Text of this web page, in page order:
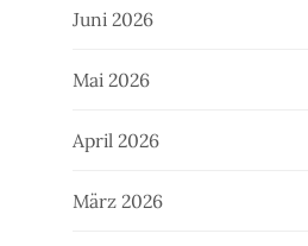
Juni 2026
Mai 2026
April 2026
März 2026